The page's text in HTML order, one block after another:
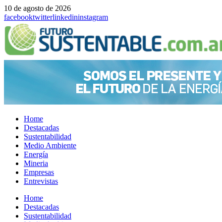
10 de agosto de 2026
facebooktwitterlinkedininstagram
Home
Destacadas
Sustentabilidad
Medio Ambiente
Energía
Mineria
Empresas
Entrevistas
Menu
Home
Destacadas
Sustentabilidad